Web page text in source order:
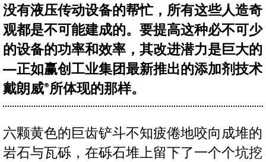
没有液压传动设备的帮忙，所有这些人造奇
观都是不可能建成的。要提高这种必不可少
的设备的功率和效率，其改进潜力是巨大的
—正如赢创工业集团最新推出的添加剂技术
戴朗威®所体现的那样。
六颗黄色的巨齿铲斗不知疲倦地咬向成堆的
岩石与瓦砾，在砾石堆上留下了一个个坑挖